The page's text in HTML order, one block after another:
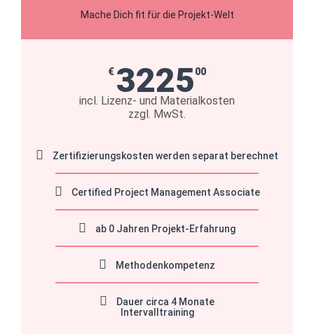
Mache Dich fit für die Projekt-Welt
€ 322500
incl. Lizenz- und Materialkosten
zzgl. MwSt.
Zertifizierungskosten werden separat berechnet
Certified Project Management Associate
ab 0 Jahren Projekt-Erfahrung
Methodenkompetenz
Dauer circa 4 Monate
Intervalltraining